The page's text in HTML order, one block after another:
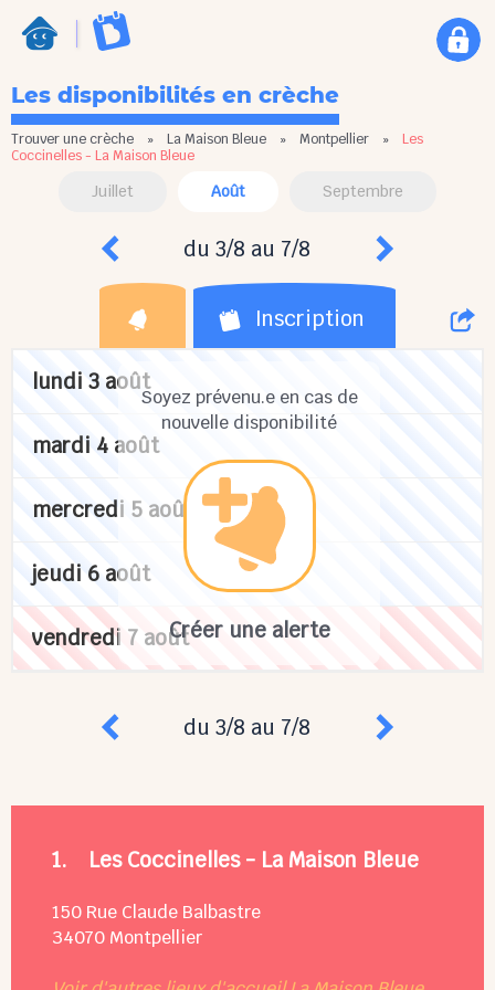
Les disponibilités en crèche
Trouver une crèche » La Maison Bleue » Montpellier » Les
Coccinelles - La Maison Bleue
Juillet Août Septembre
du 3/8 au 7/8
Inscription
Soyez prévenu.e en cas de
nouvelle disponibilité
Créer une alerte
lundi 3 août
mardi 4 août
mercredi 5 août
jeudi 6 août
vendredi 7 août
du 3/8 au 7/8
1. Les Coccinelles - La Maison Bleue
150 Rue Claude Balbastre
34070 Montpellier